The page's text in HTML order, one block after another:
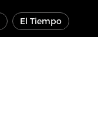
El Tiempo